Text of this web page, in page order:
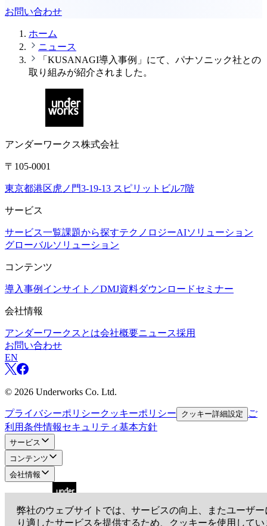
お問い合わせ
ホーム
ニュース
「KUSANAGI導入事例」にて、パナソニック社との
取り組みが紹介されました。
アンダーワークス株式会社
〒105-0001
東京都港区虎ノ門3-19-13 スピリットビル7階
サービス
サービス一覧課題から探すテクノロジーAIソリューション
グローバルソリューション
コンテンツ
導入事例 インサイト／DMJ資料ダウンロードセミナー
会社情報
アンダーワークスとは会社概要ニュース採用
お問い合わせ
EN
© 2026 Underworks Co. Ltd.
プライバシーポリシークッキーポリシー クッキー詳細設定
ご
利用条件情報セキュリティ基本方針
サービス
コンテンツ
会社情報
アンダーワークス株式会社
弊社のウェブサイトでは、サービスの向上、またユーザー
り適したサービスを提供するため、クッキーを使用してい